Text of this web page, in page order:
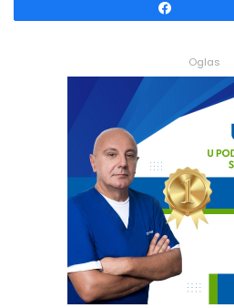
Oglas